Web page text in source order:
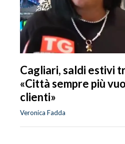
Cagliari, saldi estivi
«Città sempre più
clienti»
Veronica Fadda